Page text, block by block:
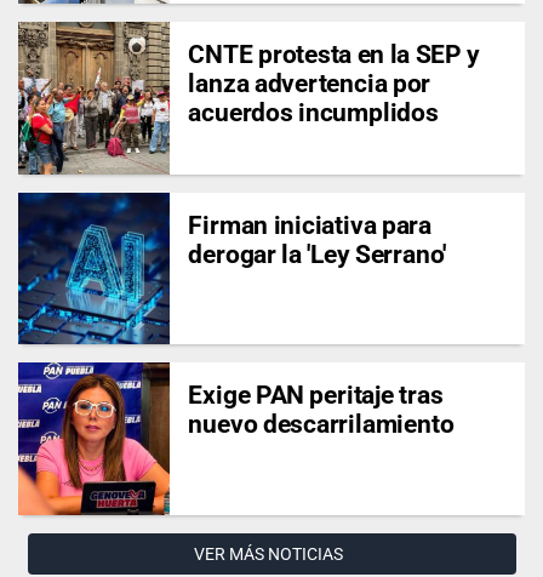
CNTE protesta en la SEP y
lanza advertencia por
acuerdos incumplidos
Firman iniciativa para
derogar la 'Ley Serrano'
Exige PAN peritaje tras
nuevo descarrilamiento
VER MÁS NOTICIAS